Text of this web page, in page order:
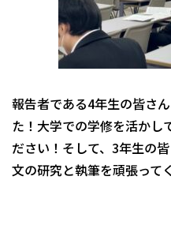
報告者である4年生の皆さ
た！大学での学修を活かし
ださい！そして、3年生の
文の研究と執筆を頑張って